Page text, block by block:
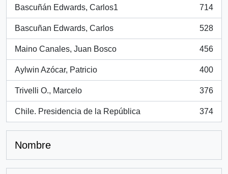
Bascuñán Edwards, Carlos1
, 714 resultados
714
Bascuñan Edwards, Carlos
, 528 resultados
528
Maino Canales, Juan Bosco
, 456 resultados
456
Aylwin Azócar, Patricio
, 400 resultados
400
Trivelli O., Marcelo
, 376 resultados
376
Chile. Presidencia de la República
, 374 resultados
374
Nombre